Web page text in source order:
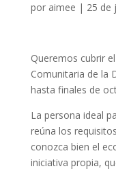
por aimee | 25 de
Queremos cubrir
Comunitaria de la
hasta finales de
La persona ideal
reúna los
conozca bien el
iniciativa propia,